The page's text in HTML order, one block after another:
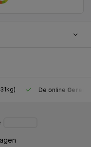
De online